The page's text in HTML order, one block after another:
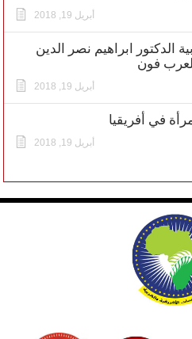
أبريل 19, 2018
الدكتور ابراهيم نصر الدين
فون
أبريل 19, 2018
في أفريقيا
أبريل 19, 2018